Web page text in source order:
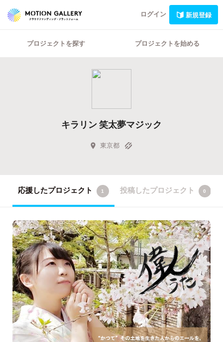
ログイン 新規登録
プロジェクトを探す プロジェクトを始める
キラリン 笑太夢マジック
東京都
応援したプロジェクト 1 投稿したプロジェクト 0